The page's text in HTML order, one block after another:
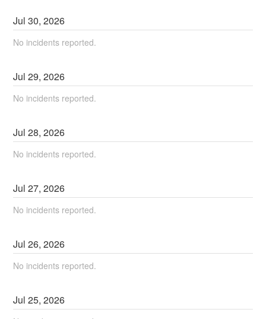
Jul30,2026
No incidents reported.
Jul29,2026
No incidents reported.
Jul28,2026
No incidents reported.
Jul27,2026
No incidents reported.
Jul26,2026
No incidents reported.
Jul25,2026